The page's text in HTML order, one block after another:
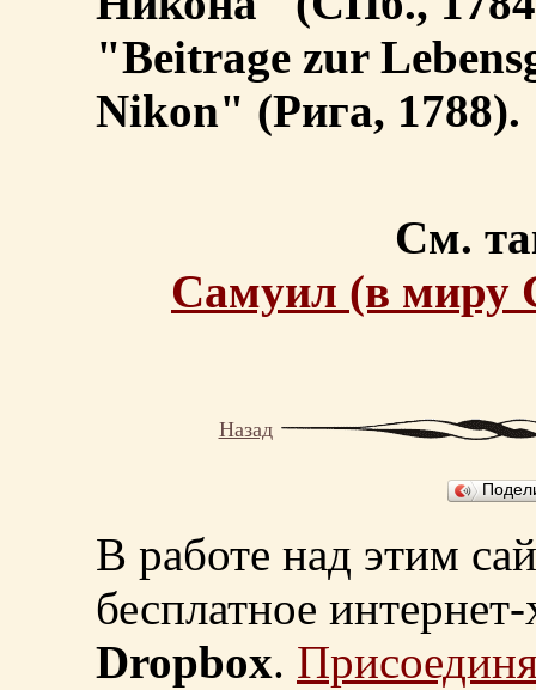
"Beitrage zur
Nikon" (Рига, 1788).
См.
Самуил (в миру
Назад
В работе над этим
бесплатное
Dropbox.